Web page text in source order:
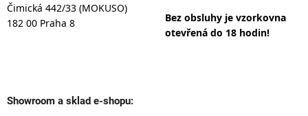
Čimická 442/33 (MOKUSO)
182 00 Praha 8
Bez obsluhy je vzorkovna
otevřená do 18 hodin!
Showroom a sklad e-shopu: